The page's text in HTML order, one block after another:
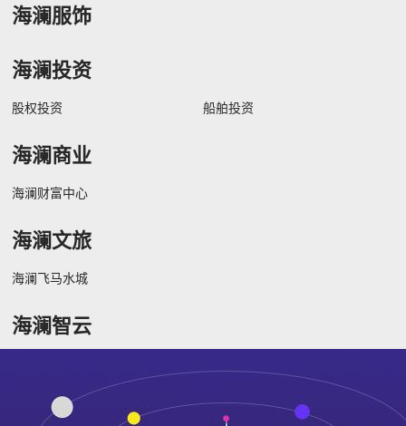
海澜服饰
海澜投资
股权投资 船舶投资
海澜商业
海澜财富中心
海澜文旅
海澜飞马水城
海澜智云